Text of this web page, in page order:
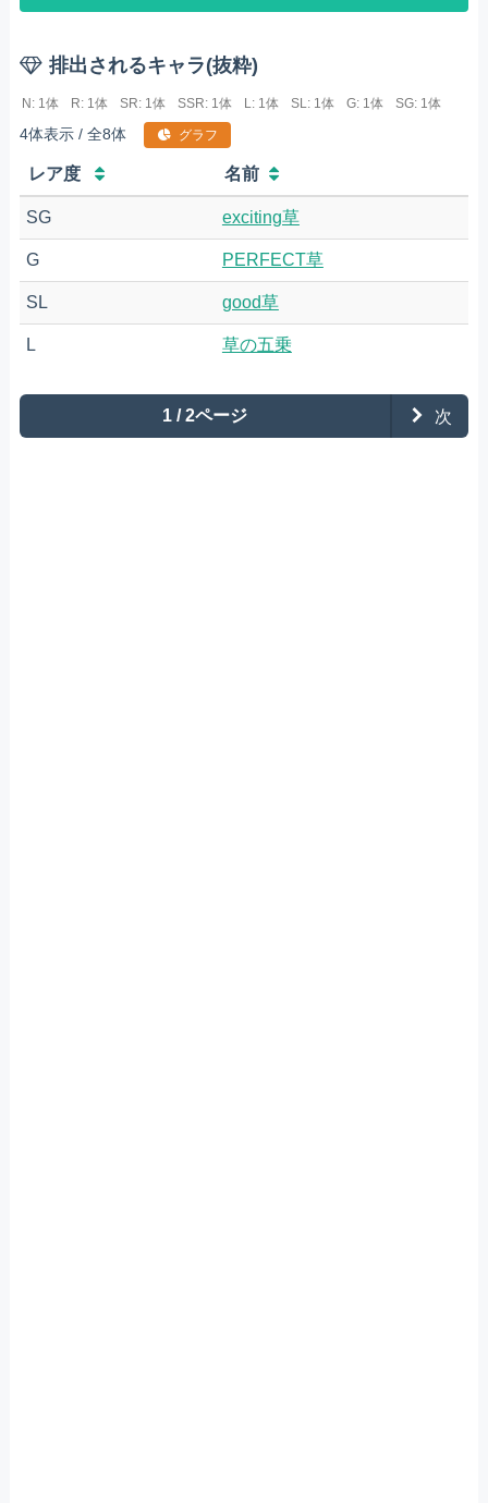
排出されるキャラ(抜粋)
N: 1体 R: 1体 SR: 1体 SSR: 1体 L: 1体 SL: 1体 G: 1体 SG: 1体
4体表示 / 全8体 グラフ
レア度 名前
SG exciting草
G PERFECT草
SL good草
L 草の五乗
1 / 2ページ 次